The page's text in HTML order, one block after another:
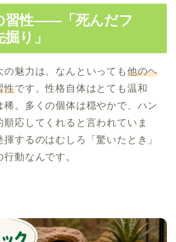
習性――「死んだフ
り」
の魅力は、なんといっても他のヘ
性です。性格自体はとても温和
稀。多くの個体は穏やかで、ハン
順応してくれると言われていま
するのはむしろ「驚いたとき」
行動なんです。